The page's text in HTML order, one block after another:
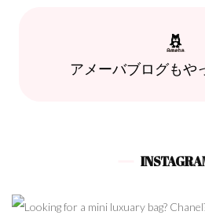
アメーバブログもや